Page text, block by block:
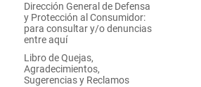
Dirección General de Defensa
y Protección al Consumidor:
para consultar y/o denuncias
entre aquí
Libro de Quejas,
Agradecimientos,
Sugerencias y Reclamos